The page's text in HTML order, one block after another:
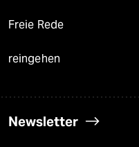
Freie Rede
reingehen
Newsletter